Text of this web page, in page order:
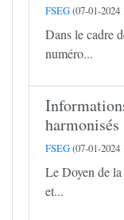
FSEG(07-01-2024
Dans le cadre
numéro...
harmonisés
FSEG(07-01-2024
Le Doyen de
et...